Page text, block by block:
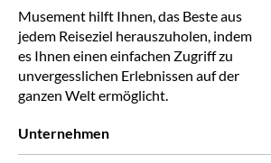
Musement hilft Ihnen, das Beste aus
jedem Reiseziel herauszuholen, indem
es Ihnen einen einfachen Zugriff zu
unvergesslichen Erlebnissen auf der
ganzen Welt ermöglicht.
Unternehmen